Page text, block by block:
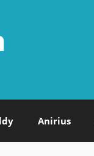
Anirius